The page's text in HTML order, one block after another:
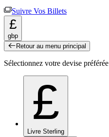
Suivre Vos Billets
£
gbp
Retour au menu principal
Sélectionnez votre devise préférée
£
Livre Sterling